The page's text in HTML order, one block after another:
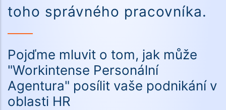
toho správného pracovníka.
Pojďme mluvit o tom, jak může
"Workintense Personální
Agentura" posílit vaše podnikání v
oblasti HR